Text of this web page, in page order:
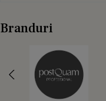
Branduri